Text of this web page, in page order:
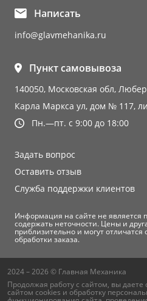
Написать
info@glavmehanika.ru
Пункт самовывоза
140050, Московская обл,
Карла Маркса ул, дом № 117,
Пн.—пт. с 9:00 до 18:00
Задать вопрос
Оставить отзыв
Служба поддержки клиентов
Информация на сайте не является
содержать неточности. Цены и
приблизительно и могут
обработки заказа.
2024 – 2026 © Главная Механика
Продолжая работу с сайтом, вы даете
сайтом cookies и обработку